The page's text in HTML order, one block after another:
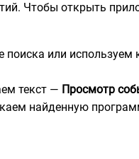
Чтобы открыть
поиска или используем
текст — Просмотр
найденную